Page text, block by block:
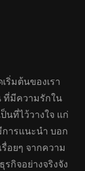
ริ่มต้นของเรา
ที่มีความรักใน
นที่ไว้วางใจ แก่
ารแนะนำ บอก
อยๆ จากความ
รกิจอย่างจริงจัง